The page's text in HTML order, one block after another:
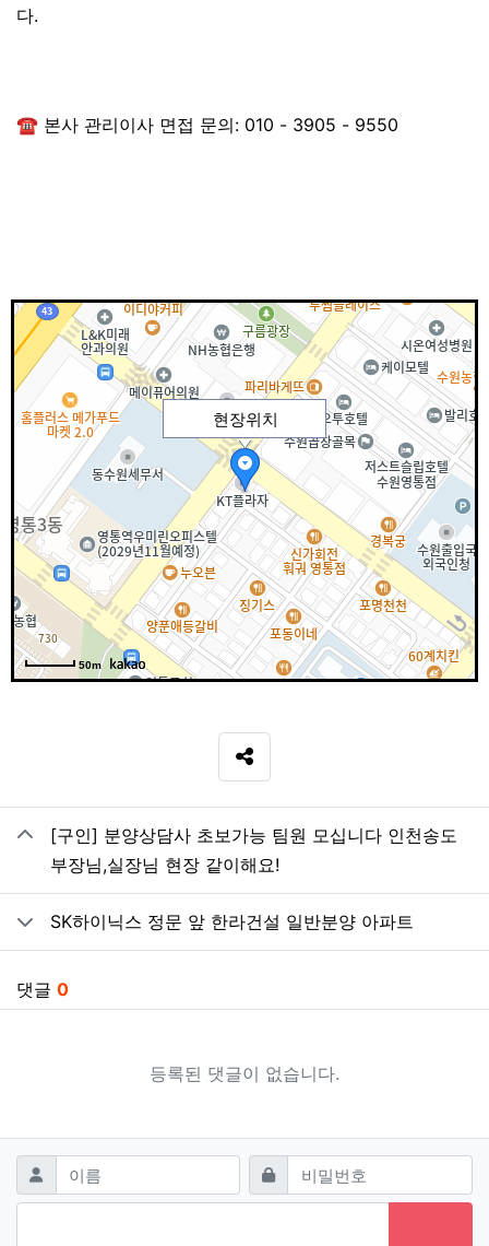
다.
☎ 본사 관리이사 면접 문의: 010 - 3905 - 9550
현장위치
50m
SNS 공유
관련자료[구인] 분양상담사 초보가능 팀원 모십니다 인천송도
부장님,실장님 현장 같이해요!
SK하이닉스 정문 앞 한라건설 일반분양 아파트
댓글 0
등록된 댓글이 없습니다.
댓글쓰기
이름 필수 비밀번호필수